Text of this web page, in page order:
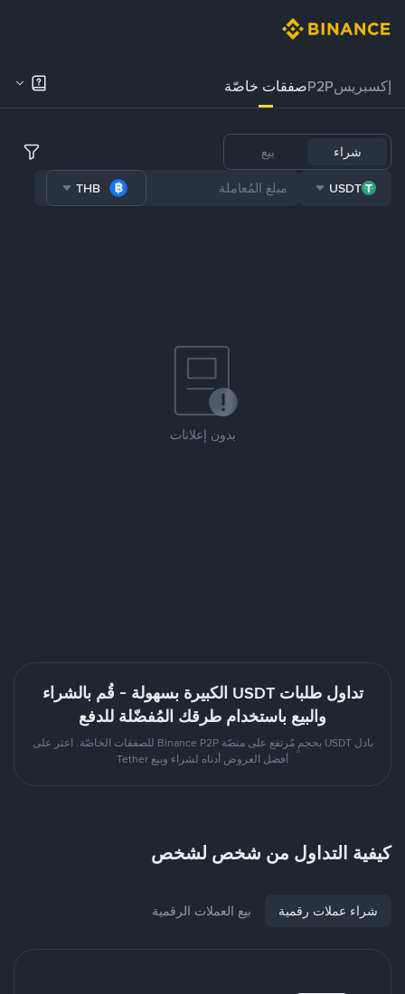
إكسبريسP2Pصفقات خاصّة
شراء بيع
USDT
THB
بدون إعلانات
تداول طلبات USDT الكبيرة بسهولة - قُم بالشراء
والبيع باستخدام طرقك المُفضّلة للدفع
بادل USDT بحجمٍ مُرتفع على منصّة Binance P2P للصفقات الخاصّة. اعثر على
أفضل العروض أدناه لشراء وبيع Tether
كيفية التداول من شخص لشخص
شراء عملات رقمية بيع العملات الرقمية